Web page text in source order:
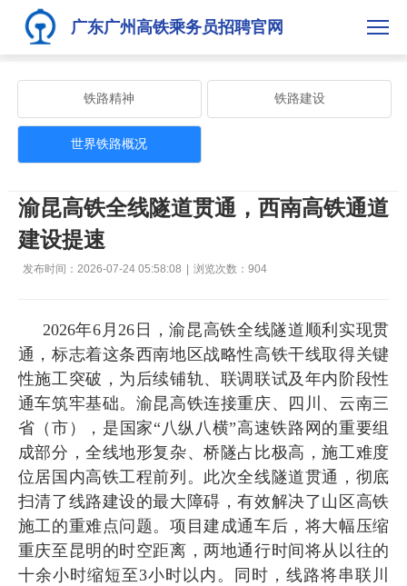
广东广州高铁乘务员招聘官网
铁路精神 铁路建设
世界铁路概况
渝昆高铁全线隧道贯通，西南高铁通道
建设提速
发布时间：2026-07-24 05:58:08 | 浏览次数： 904
2026年6月26日，渝昆高铁全线隧道顺利实现贯
通，标志着这条西南地区战略性高铁干线取得关键
性施工突破，为后续铺轨、联调联试及年内阶段性
通车筑牢基础。渝昆高铁连接重庆、四川、云南三
省（市），是国家“八纵八横”高速铁路网的重要组
成部分，全线地形复杂、桥隧占比极高，施工难度
位居国内高铁工程前列。此次全线隧道贯通，彻底
扫清了线路建设的最大障碍，有效解决了山区高铁
施工的重难点问题。项目建成通车后，将大幅压缩
重庆至昆明的时空距离，两地通行时间将从以往的
十余小时缩短至3小时以内。同时，线路将串联川